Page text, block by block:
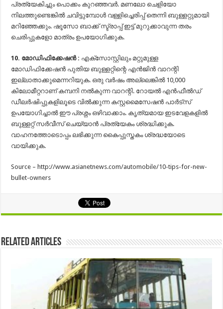
പ്രത്യേകിച്ചും പൊക്കം കുറഞ്ഞവര്‍. മണലോ ചെളിയോ
നിലത്തുണ്ടെങ്കില്‍ ചവിട്ടുമ്പോള്‍ വള്ളിച്ചെരിപ്പ് തെന്നി ബുള്ളറ്റുമായി
മറിഞ്ഞേക്കും. ഷൂസോ ബാക്ക് സ്ട്രാപ്പ് ഇട്ട് മുറുക്കാവുന്ന തരം
ചെരിപ്പുകളോ മാത്രം ഉപയോഗിക്കുക.
10. മോഡിഫിക്കേഷന്‍ : എക്സോസ്റ്റിലും മറ്റുമുള്ള
മോഡിഫിക്കേഷന്‍ പുതിയ ബുള്ളറ്റിന്റെ എന്‍ജിന്‍ വാറന്റി
ഇല്ലാതാക്കുമെന്നറിയുക. ഒരു വര്‍ഷം അല്ലെങ്കില്‍ 10,000
കിലോമീറ്ററാണ് കമ്പനി നല്‍കുന്ന വാറന്റി. റോയല്‍ എന്‍ഫീല്‍ഡ്
ഡീലര്‍ഷിപ്പുകളിലൂടെ വില്‍ക്കുന്ന കസ്റ്റമൈസേഷന്‍ പാര്‍ട്സ്
ഉപയോഗിച്ചാല്‍ ഈ പ്രശ്നം ഒഴിവാക്കാം. കൃത്യമായ ഇടവേളകളില്‍
ബുള്ളറ്റ് സര്‍വീസ് ചെയ്യാന്‍ പ്രത്യേകം ശ്രദ്ധിക്കുക.
വാഹനത്തോടൊപ്പം ലഭിക്കുന്ന കൈപ്പുസ്തകം ശ്രദ്ധയോടെ
വായിക്കുക.
Source – http://www.asianetnews.com/automobile/10-tips-for-new-
bullet-owners
Related Articles